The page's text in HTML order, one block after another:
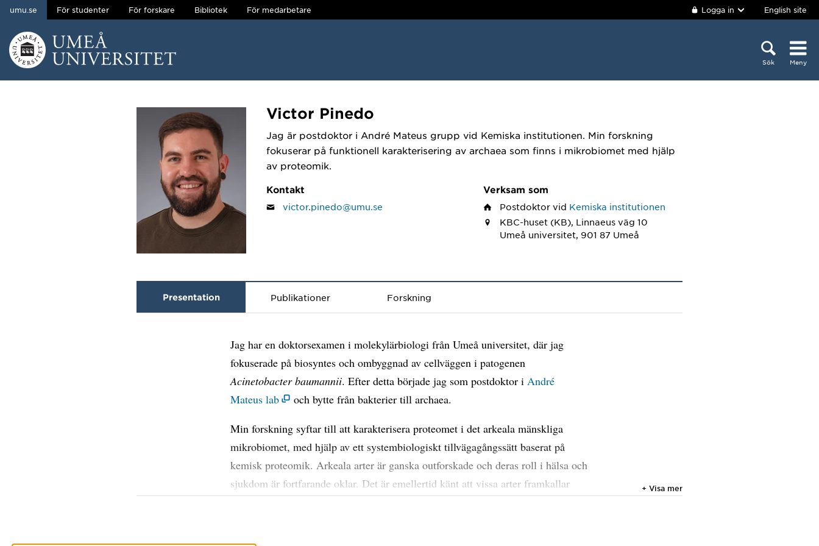
Hoppa direkt till innehållet
umu.se För studenter För forskare Bibliotek För medarbetare Logga in English site
Sök Meny
Victor Pinedo
Jag är postdoktor i André Mateus grupp vid Kemiska institutionen. Min forskning
fokuserar på funktionell karakterisering av archaea som finns i mikrobiomet med hjälp
av proteomik.
Kontakt
victor.pinedo@umu.se
Verksam som
Postdoktor vid Kemiska institutionen
KBC-huset (KB), Linnaeus väg 10
Umeå universitet, 901 87 Umeå
Presentation Publikationer Forskning
Jag har en doktorsexamen i molekylärbiologi från Umeå universitet, där jag
fokuserade på biosyntes och ombyggnad av cellväggen i patogenen
Acinetobacter baumannii. Efter detta började jag som postdoktor iAndré
Mateus lab
och bytte från bakterier till archaea.
Min forskning syftar till att karakterisera proteomet i det arkeala mänskliga
mikrobiomet, med hjälp av ett systembiologiskt tillvägagångssätt baserat på
kemisk proteomik. Arkeala arter är ganska outforskade och deras roll i hälsa och
sjukdom är fortfarande oklar. Det är emellertid känt att vissa arter framkallar
+ Visa mer